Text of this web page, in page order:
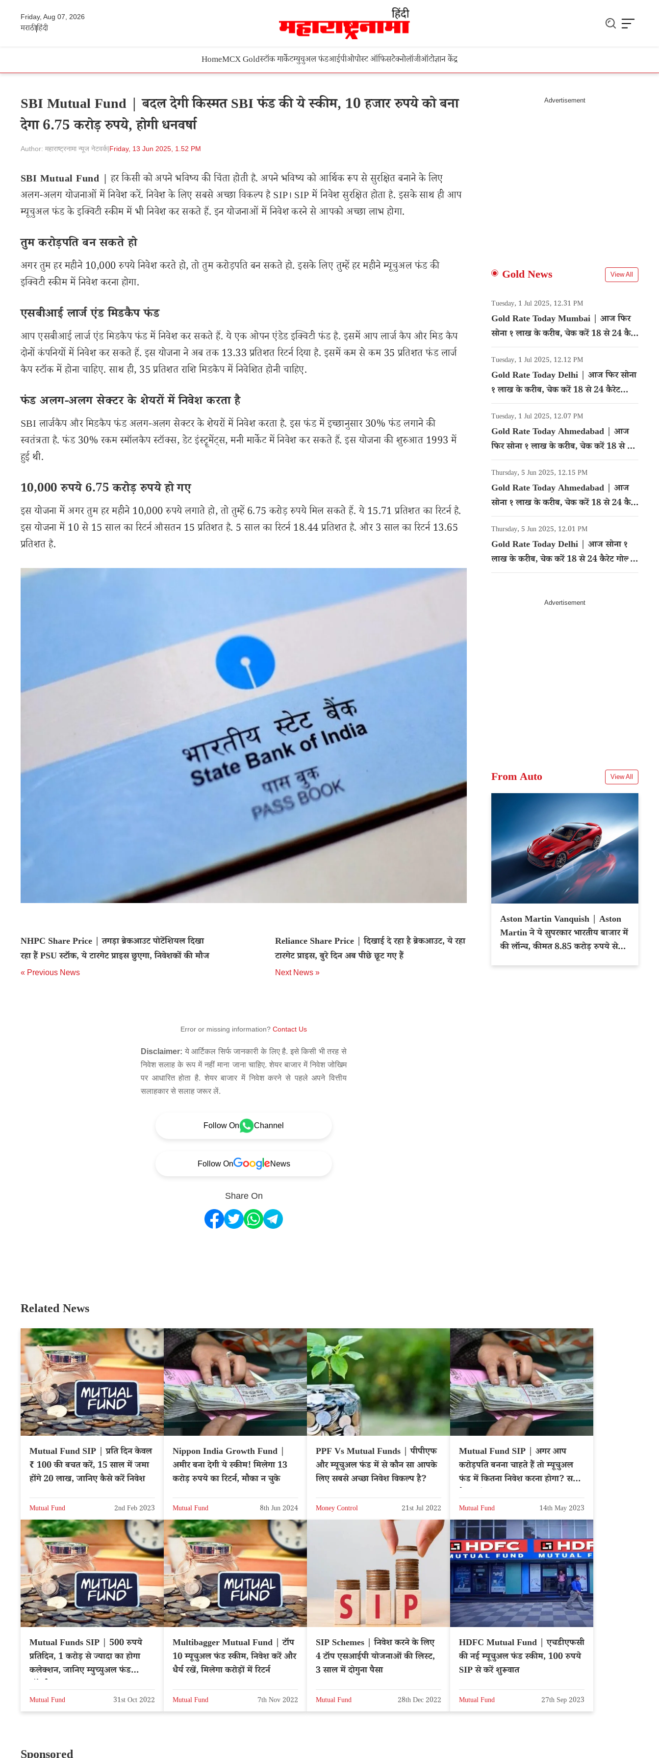
Friday, Aug 07, 2026
मराठीहिंदी
HomeMCX Goldस्टॉक मार्केटम्युचुअल फंडआईपीओपोस्ट ऑफिसटेक्नोलॉजीऑटोज्ञान केंद्र
SBI Mutual Fund | बदल देगी किस्मत SBI फंड की ये स्कीम, 10 हजार रुपये को बना
देगा 6.75 करोड़ रुपये, होगी धनवर्षा
Author: महाराष्ट्रनामा न्यूज नेटवर्क|Friday, 13 Jun 2025, 1.52 PM
SBI Mutual Fund | हर किसी को अपने भविष्य की चिंता होती है. अपने भविष्य को आर्थिक रूप से सुरक्षित बनाने के लिए
अलग-अलग योजनाओं में निवेश करें. निवेश के लिए सबसे अच्छा विकल्प है SIP। SIP में निवेश सुरक्षित होता है. इसके साथ ही आप
म्यूचुअल फंड के इक्विटी स्कीम में भी निवेश कर सकते हैं. इन योजनाओं में निवेश करने से आपको अच्छा लाभ होगा.
तुम करोड़पति बन सकते हो
अगर तुम हर महीने 10,000 रुपये निवेश करते हो, तो तुम करोड़पति बन सकते हो. इसके लिए तुम्हें हर महीने म्यूचुअल फंड की
इक्विटी स्कीम में निवेश करना होगा.
एसबीआई लार्ज एंड मिडकैप फंड
आप एसबीआई लार्ज एंड मिडकैप फंड में निवेश कर सकते हैं. ये एक ओपन एंडेड इक्विटी फंड है. इसमें आप लार्ज कैप और मिड कैप
दोनों कंपनियों में निवेश कर सकते हैं. इस योजना ने अब तक 13.33 प्रतिशत रिटर्न दिया है. इसमें कम से कम 35 प्रतिशत फंड लार्ज
कैप स्टॉक में होना चाहिए. साथ ही, 35 प्रतिशत राशि मिडकैप में निवेशित होनी चाहिए.
फंड अलग-अलग सेक्टर के शेयरों में निवेश करता है
SBI लार्जकैप और मिडकैप फंड अलग-अलग सेक्टर के शेयरों में निवेश करता है. इस फंड में इच्छानुसार 30% फंड लगाने की
स्वतंत्रता है. फंड 30% रकम स्मॉलकैप स्टॉक्स, डेट इंस्ट्रूमेंट्स, मनी मार्केट में निवेश कर सकते हैं. इस योजना की शुरुआत 1993 में
हुई थी.
10,000 रुपये 6.75 करोड़ रुपये हो गए
इस योजना में अगर तुम हर महीने 10,000 रुपये लगाते हो, तो तुम्हें 6.75 करोड़ रुपये मिल सकते हैं. ये 15.71 प्रतिशत का रिटर्न है.
इस योजना में 10 से 15 साल का रिटर्न औसतन 15 प्रतिशत है. 5 साल का रिटर्न 18.44 प्रतिशत है. और 3 साल का रिटर्न 13.65
प्रतिशत है.
NHPC Share Price | तगड़ा ब्रेकआउट पोटेंशियल दिखा
रहा हैं PSU स्टॉक, ये टारगेट प्राइस छुएगा, निवेशकों की मौज
« Previous News
Reliance Share Price | दिखाई दे रहा है ब्रेकआउट, ये रहा
टारगेट प्राइस, बुरे दिन अब पीछे छूट गए हैं
Next News »
Error or missing information? Contact Us
Disclaimer: ये आर्टिकल सिर्फ जानकारी के लिए है. इसे किसी भी तरह से
निवेश सलाह के रूप में नहीं माना जाना चाहिए. शेयर बाजार में निवेश जोखिम
पर आधारित होता है. शेयर बाजार में निवेश करने से पहले अपने वित्तीय
सलाहकार से सलाह जरूर लें.
Follow On Channel
Follow On News
Share On
Gold News View All
Tuesday, 1 Jul 2025, 12.31 PM
Gold Rate Today Mumbai | आज फिर
सोना १ लाख के करीब, चेक करें 18 से 24 कैरेट
गोल्ड का रेट
Tuesday, 1 Jul 2025, 12.12 PM
Gold Rate Today Delhi | आज फिर सोना
१ लाख के करीब, चेक करें 18 से 24 कैरेट
गोल्ड का रेट
Tuesday, 1 Jul 2025, 12.07 PM
Gold Rate Today Ahmedabad | आज
फिर सोना १ लाख के करीब, चेक करें 18 से 24
कैरेट गोल्ड का रेट
Thursday, 5 Jun 2025, 12.15 PM
Gold Rate Today Ahmedabad | आज
सोना १ लाख के करीब, चेक करें 18 से 24 कैरेट
गोल्ड का रेट
Thursday, 5 Jun 2025, 12.01 PM
Gold Rate Today Delhi | आज सोना १
लाख के करीब, चेक करें 18 से 24 कैरेट गोल्ड
का रेट
From Auto View All
Aston Martin Vanquish | Aston
Martin ने ये सुपरकार भारतीय बाजार में
की लॉन्च, कीमत 8.85 करोड़ रुपये से
Related News
Mutual Fund SIP | प्रति दिन केवल
₹ 100 की बचत करें, 15 साल में जमा
होंगे 20 लाख, जानिए कैसे करें निवेश
Mutual Fund 2nd Feb 2023
Nippon India Growth Fund |
अमीर बना देगी ये स्कीम! मिलेगा 13
करोड़ रुपये का रिटर्न, मौका न चुके
Mutual Fund 8th Jun 2024
PPF Vs Mutual Funds | पीपीएफ
और म्यूचुअल फंड में से कौन सा आपके
लिए सबसे अच्छा निवेश विकल्प है?
Money Control 21st Jul 2022
Mutual Fund SIP | अगर आप
करोड़पति बनना चाहते हैं तो म्यूचुअल
फंड में कितना निवेश करना होगा? समझें
Mutual Fund 14th May 2023
Mutual Funds SIP | 500 रुपये
प्रतिदिन, 1 करोड़ से ज्यादा का होगा
कलेक्शन, जानिए म्युच्युअल फंड
Mutual Fund 31st Oct 2022
Multibagger Mutual Fund | टॉप
10 म्यूचुअल फंड स्कीम, निवेश करें और
धैर्य रखें, मिलेगा करोड़ों में रिटर्न
Mutual Fund 7th Nov 2022
SIP Schemes | निवेश करने के लिए
4 टॉप एसआईपी योजनाओं की लिस्ट,
3 साल में दोगुना पैसा
Mutual Fund 28th Dec 2022
HDFC Mutual Fund | एचडीएफसी
की नई म्यूचुअल फंड स्कीम, 100 रुपये
SIP से करें शुरूवात
Mutual Fund 27th Sep 2023